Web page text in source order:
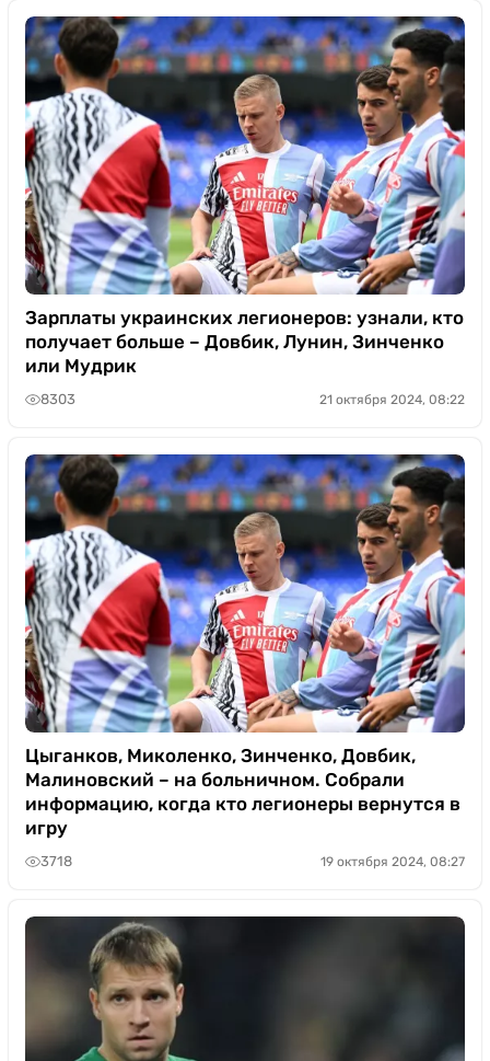
Зарплаты украинских легионеров: узнали, кто
получает больше – Довбик, Лунин, Зинченко
или Мудрик
8303 21 октября 2024, 08:22
Цыганков, Миколенко, Зинченко, Довбик,
Малиновский – на больничном. Собрали
информацию, когда кто легионеры вернутся в
игру
3718 19 октября 2024, 08:27